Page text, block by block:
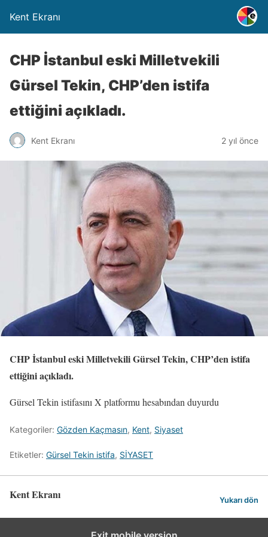
Kent Ekranı
CHP İstanbul eski Milletvekili
Gürsel Tekin, CHP’den istifa
ettiğini açıkladı.
Kent Ekranı 2 yıl önce
CHP İstanbul eski Milletvekili Gürsel Tekin, CHP’den istifa
ettiğini açıkladı.
Gürsel Tekin istifasını X platformu hesabından duyurdu
Kategoriler: Gözden Kaçmasın, Kent, Siyaset
Etiketler: Gürsel Tekin istifa, SİYASET
Kent Ekranı Yukarı dön